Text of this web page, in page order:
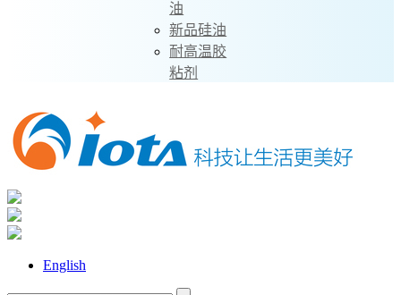
油
新品硅油
耐高温胶
粘剂
English